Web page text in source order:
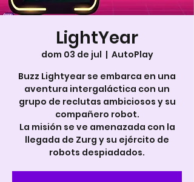
LightYear
dom 03 de jul
  |
AutoPlay
Buzz Lightyear se embarca en una
aventura intergaláctica con un
grupo de reclutas ambiciosos y su
compañero robot.
La misión se ve amenazada con la
llegada de Zurg y su ejército de
robots despiadados.